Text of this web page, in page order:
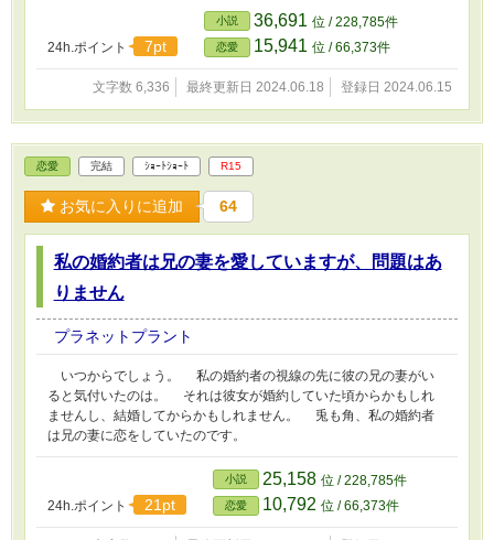
24h.ポイント 7pt
小説 36,691 位 / 228,785件
恋愛 15,941 位 / 66,373件
文字数 6,336 最終更新日 2024.06.18 登録日 2024.06.15
恋愛 完結 ｼｮｰﾄｼｮｰﾄ R15
お気に入りに追加 64
私の婚約者は兄の妻を愛していますが、問題はあ
りません
プラネットプラント
いつからでしょう。 私の婚約者の視線の先に彼の兄の妻がい
ると気付いたのは。 それは彼女が婚約していた頃からかもしれ
ませんし、結婚してからかもしれません。 兎も角、私の婚約者
は兄の妻に恋をしていたのです。
24h.ポイント 21pt
小説 25,158 位 / 228,785件
恋愛 10,792 位 / 66,373件